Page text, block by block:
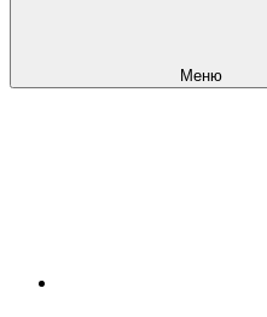
Меню